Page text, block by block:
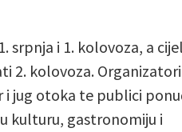
srpnja i 1. kolovoza, a
2. kolovoza. Organizatori
i jug otoka te publici
kulturu, gastronomiju i